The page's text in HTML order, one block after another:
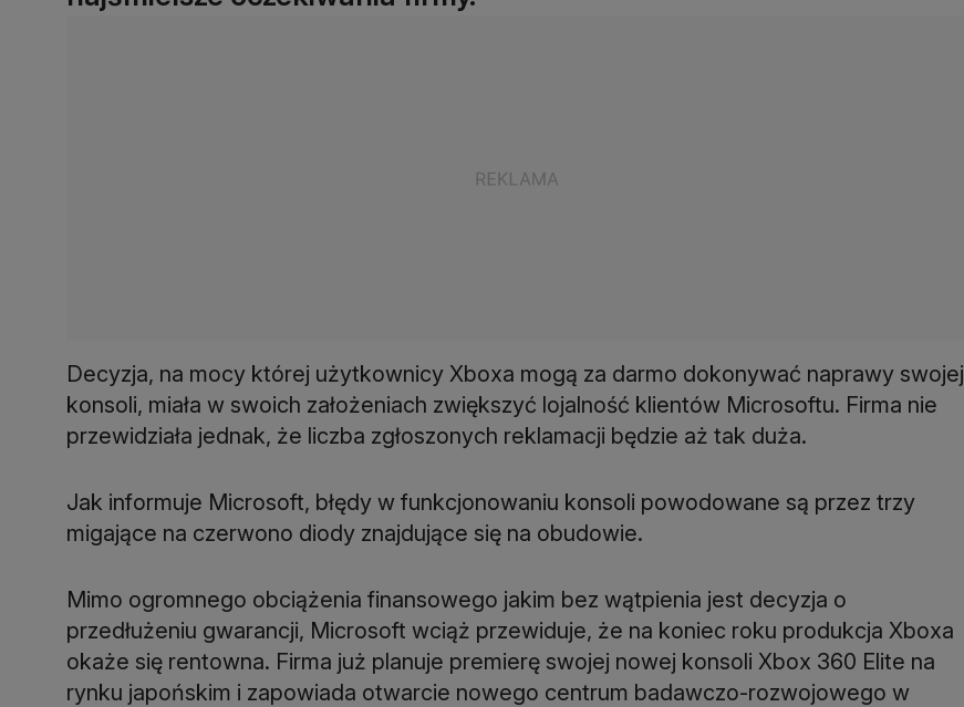
Decyzja, na mocy której użytkownicy Xboxa mogą za darmo dokonywać naprawy swojej
konsoli, miała w swoich założeniach zwiększyć lojalność klientów Microsoftu. Firma nie
przewidziała jednak, że liczba zgłoszonych reklamacji będzie aż tak duża.
Jak informuje Microsoft, błędy w funkcjonowaniu konsoli powodowane są przez trzy
migające na czerwono diody znajdujące się na obudowie.
Mimo ogromnego obciążenia finansowego jakim bez wątpienia jest decyzja o
przedłużeniu gwarancji, Microsoft wciąż przewiduje, że na koniec roku produkcja Xboxa
okaże się rentowna. Firma już planuje premierę swojej nowej konsoli Xbox 360 Elite na
rynku japońskim i zapowiada otwarcie nowego centrum badawczo-rozwojowego w